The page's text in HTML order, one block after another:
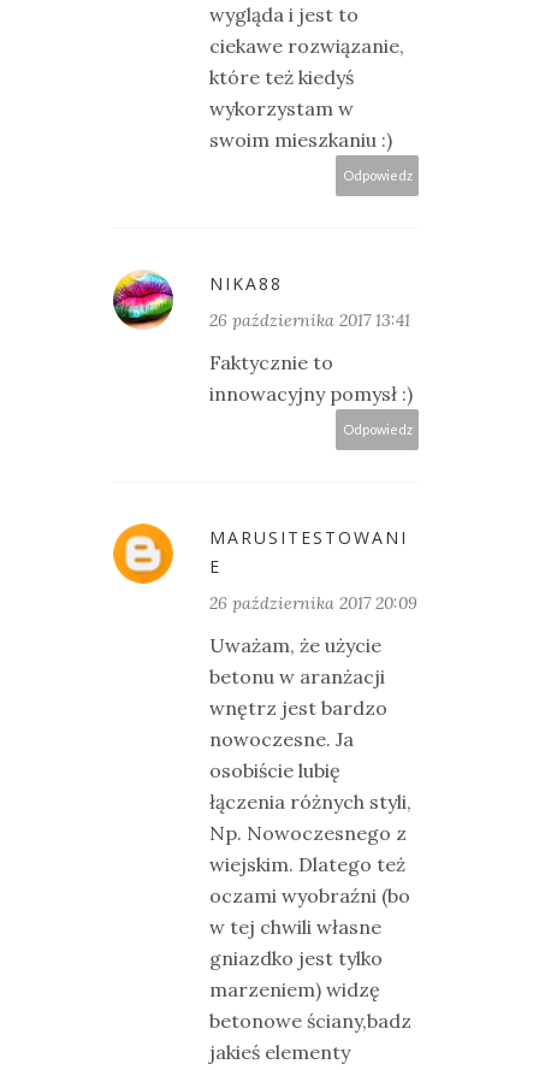
wygląda i jest to
ciekawe rozwiązanie,
które też kiedyś
wykorzystam w
swoim mieszkaniu :)
Odpowiedz
NIKA88
26 października 2017 13:41
Faktycznie to
innowacyjny pomysł :)
Odpowiedz
MARUSITESTOWANI
E
26 października 2017 20:09
Uważam, że użycie
betonu w aranżacji
wnętrz jest bardzo
nowoczesne. Ja
osobiście lubię
łączenia różnych styli,
Np. Nowoczesnego z
wiejskim. Dlatego też
oczami wyobraźni (bo
w tej chwili własne
gniazdko jest tylko
marzeniem) widzę
betonowe ściany,badz
jakieś elementy